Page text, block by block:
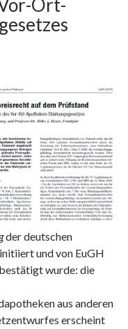
Ort-
der deutschen
und von EuGH
wurde: die
aus anderen
erscheint